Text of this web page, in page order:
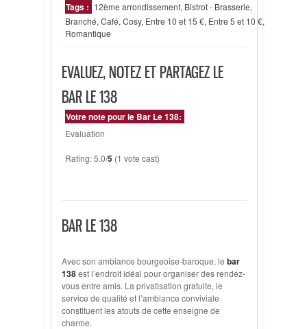
Tags : 12ème arrondissement, Bistrot - Brasserie,
Branché, Café, Cosy, Entre 10 et 15 €, Entre 5 et 10 €,
Romantique
EVALUEZ, NOTEZ ET PARTAGEZ LE
BAR LE 138
Votre note pour le Bar Le 138:
Evaluation
Rating: 5.0/5 (1 vote cast)
BAR LE 138
Avec son ambiance bourgeoise-baroque, le bar
138est l’endroit idéal pour organiser des rendez-
vous entre amis. La privatisation gratuite, le
service de qualité et l’ambiance conviviale
constituent les atouts de cette enseigne de
charme.